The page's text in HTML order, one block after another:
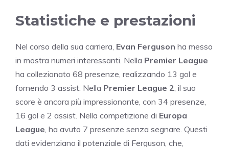
Statistiche e prestazioni
Nel corso della sua carriera, Evan Ferguson ha messo
in mostra numeri interessanti. Nella Premier League
ha collezionato 68 presenze, realizzando 13 gol e
fornendo 3 assist. Nella Premier League 2 , il suo
score è ancora più impressionante, con 34 presenze,
16 gol e 2 assist. Nella competizione di Europa
League , ha avuto 7 presenze senza segnare. Questi
dati evidenziano il potenziale di Ferguson, che,